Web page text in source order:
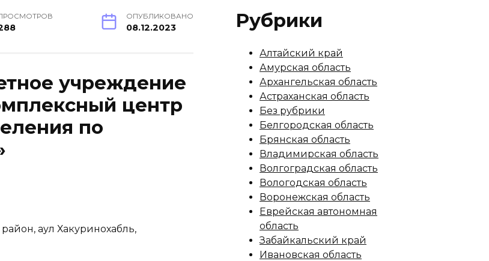
ОПУБЛИКОВАНО
08.12.2023
учреждение
центр
по
аул Хакуринохабль,
Рубрики
Алтайский край
Амурская область
Архангельская область
Астраханская область
Без рубрики
Белгородская область
Брянская область
Владимирская область
Волгоградская область
Вологодская область
Воронежская область
Еврейская автономная
область
Забайкальский край
Ивановская область